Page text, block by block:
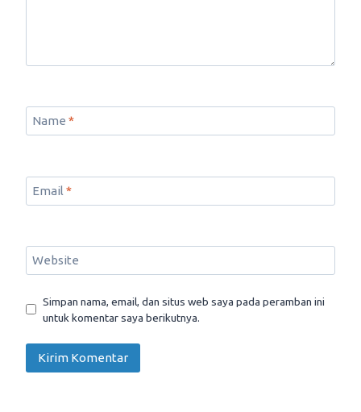
Name *
Email *
Website
Simpan nama, email, dan situs web saya pada peramban ini
untuk komentar saya berikutnya.